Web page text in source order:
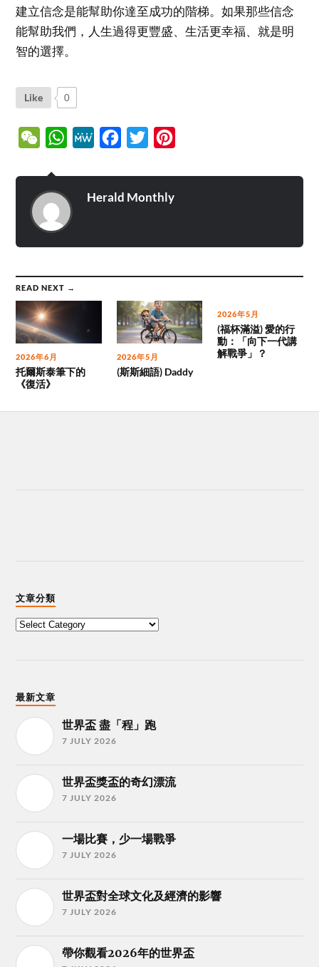
建立信念是能幫助你達至成功的階梯。如果那些信念
能幫助我們，人生過得更豐盛、生活更幸福、就是明
智的選擇。
Like 0
WeChatWhatsApp
MeWe Facebook
Twitter
Herald Monthly
READ NEXT →
2026年6月
托爾斯泰筆下的
《復活》
2026年5月
(斯斯細語) Daddy
2026年5月
(福杯滿溢) 愛的行
動：「向下一代講
解戰爭」？
文章分類
最新文章
世界盃 盡「程」跑
7 JULY 2026
世界盃獎盃的奇幻漂流
7 JULY 2026
一場比賽，少一場戰爭
7 JULY 2026
世界盃對全球文化及經濟的影響
7 JULY 2026
帶你觀看2026年的世界盃